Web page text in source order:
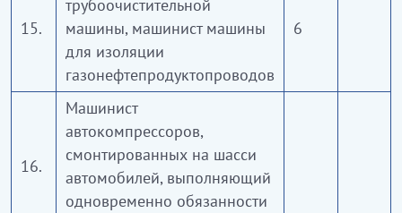
15.
трубоочистительной
машины, машинист машины
для изоляции
газонефтепродуктопроводов
6
16.
Машинист
автокомпрессоров,
смонтированных на шасси
автомобилей, выполняющий
одновременно обязанности